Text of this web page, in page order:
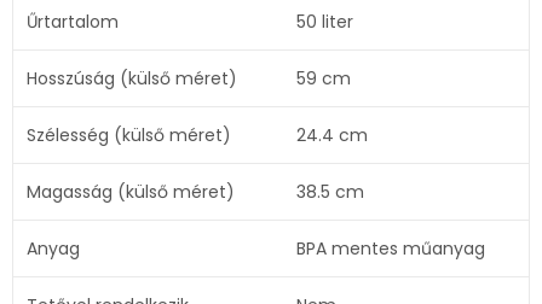
Űrtartalom 50 liter
Hosszúság (külső méret) 59 cm
Szélesség (külső méret) 24.4 cm
Magasság (külső méret) 38.5 cm
Anyag BPA mentes műanyag